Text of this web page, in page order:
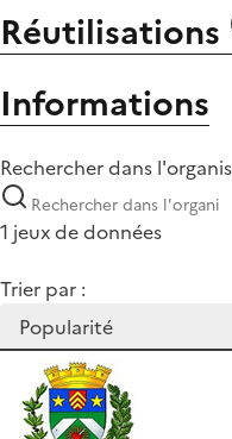
Réutilisations
Informations
Rechercher dans
1 jeux de données
Trier par :